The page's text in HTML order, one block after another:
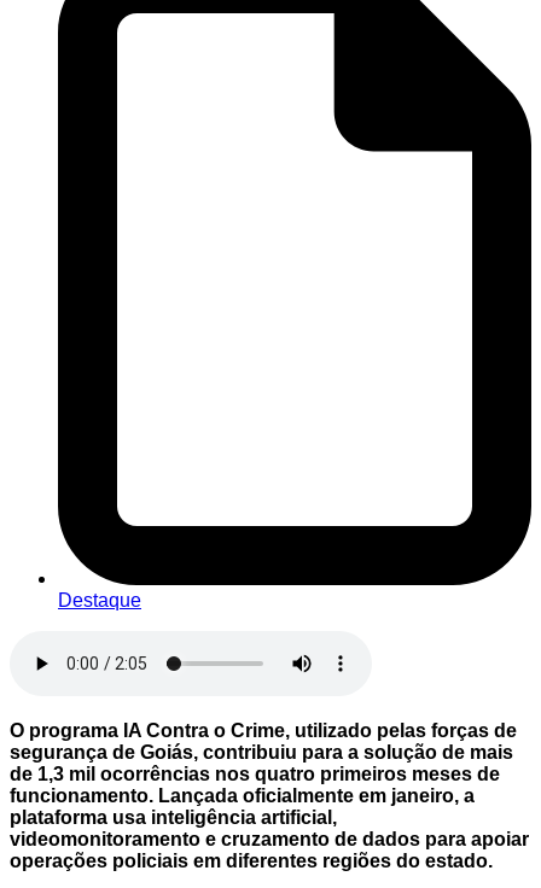
Destaque
O programa IA Contra o Crime, utilizado pelas forças de
segurança de Goiás, contribuiu para a solução de mais
de 1,3 mil ocorrências nos quatro primeiros meses de
funcionamento. Lançada oficialmente em janeiro, a
plataforma usa inteligência artificial,
videomonitoramento e cruzamento de dados para apoiar
operações policiais em diferentes regiões do estado.